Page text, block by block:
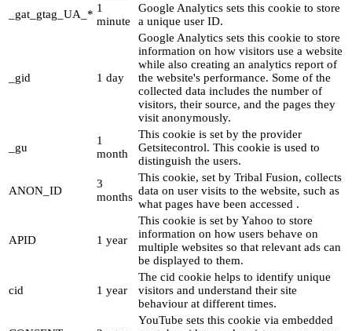
_gat_gtag_UA_* 1
minute
Google Analytics sets this cookie to store
a unique user ID.
_gid 1 day
Google Analytics sets this cookie to store
information on how visitors use a website
while also creating an analytics report of
the website's performance. Some of the
collected data includes the number of
visitors, their source, and the pages they
visit anonymously.
_gu
1
month
This cookie is set by the provider
Getsitecontrol. This cookie is used to
distinguish the users.
ANON_ID
3
months
This cookie, set by Tribal Fusion, collects
data on user visits to the website, such as
what pages have been accessed .
APID 1 year
This cookie is set by Yahoo to store
information on how users behave on
multiple websites so that relevant ads can
be displayed to them.
cid 1 year
The cid cookie helps to identify unique
visitors and understand their site
behaviour at different times.
YouTube sets this cookie via embedded